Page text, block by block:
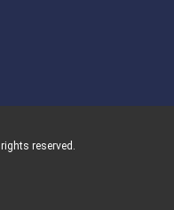
reserved.